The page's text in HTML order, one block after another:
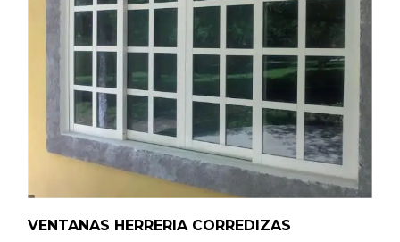
VENTANAS HERRERIA CORREDIZAS